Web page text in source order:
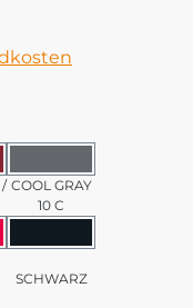
C / PMS 202 C
/
COOL GRAY 10 C
COOL GRAY
10 C
C
C
PMS 185 C
SCHWARZ
SCHWARZ